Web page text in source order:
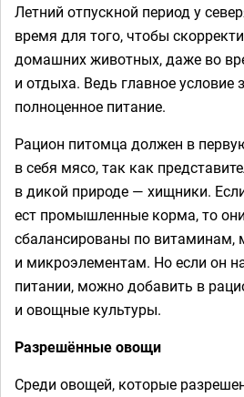
Летний отпускной период у
время для того, чтобы
домашних животных, даже во
и отдыха. Ведь главное
полноценное питание.
Рацион питомца должен в
в себя мясо, так как
в дикой природе — хищники.
ест промышленные корма, то
сбалансированы по витаминам,
и микроэлементам. Но если он
питании, можно добавить в
и овощные культуры.
Разрешённые овощи
Среди овощей, которые